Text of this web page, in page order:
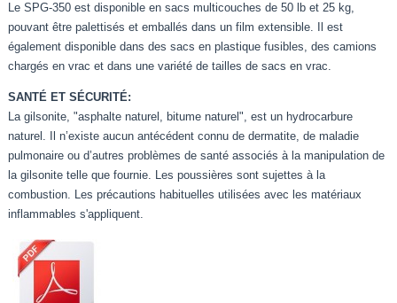
Le SPG-350 est disponible en sacs multicouches de 50 lb et 25 kg,
pouvant être palettisés et emballés dans un film extensible. Il est
également disponible dans des sacs en plastique fusibles, des camions
chargés en vrac et dans une variété de tailles de sacs en vrac.
SANTÉ ET SÉCURITÉ:
La gilsonite, "asphalte naturel, bitume naturel", est un hydrocarbure
naturel. Il n’existe aucun antécédent connu de dermatite, de maladie
pulmonaire ou d’autres problèmes de santé associés à la manipulation de
la gilsonite telle que fournie. Les poussières sont sujettes à la
combustion. Les précautions habituelles utilisées avec les matériaux
inflammables s'appliquent.